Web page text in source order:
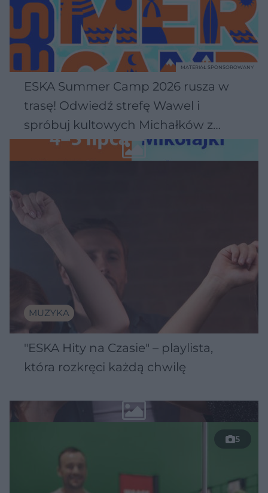
ESKA Summer Camp 2026 rusza w
trasę! Odwiedź strefę Wawel i
spróbuj kultowych Michałków z
Wawelu
MATERIAŁ SPONSOROWANY
MUZYKA
"ESKA Hity na Czasie" – playlista,
która rozkręci każdą chwilę
5